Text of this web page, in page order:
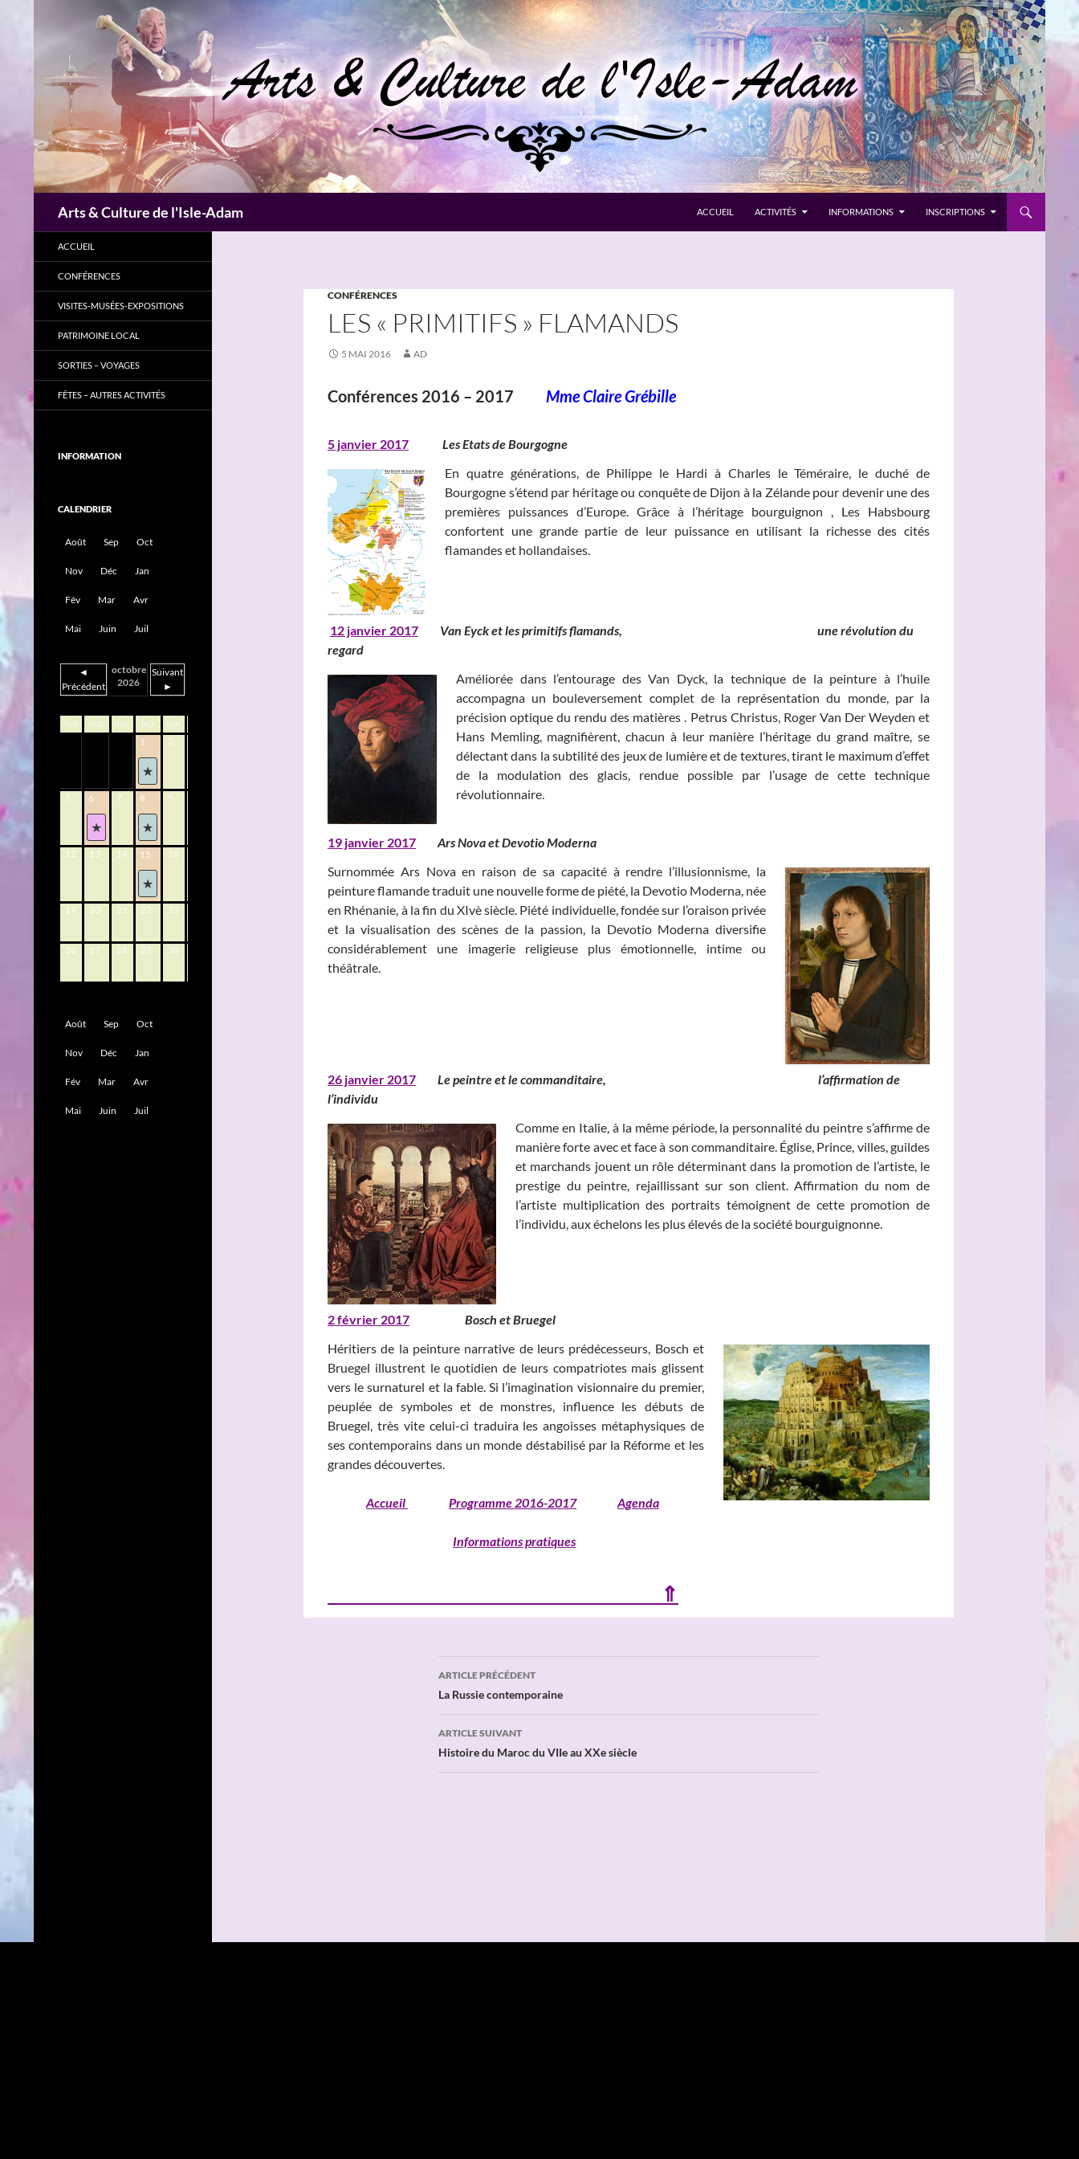
Arts & Culture de l'Isle-Adam ACCUEIL ACTIVITÉS INFORMATIONS INSCRIPTIONS
CONFÉRENCES
LES « PRIMITIFS » FLAMANDS
5 MAI 2016 AD
Conférences 2016 – 2017 Mme Claire Grébille
5 janvier 2017
Les Etats de Bourgogne
En quatre générations, de Philippe le Hardi à Charles le Téméraire, le duché de
Bourgogne s’étend par héritage ou conquête de Dijon à la Zélande pour devenir une des
premières puissances d’Europe. Grâce à l’héritage bourguignon , Les Habsbourg
confortent une grande partie de leur puissance en utilisant la richesse des cités
flamandes et hollandaises.
12 janvier 2017
Van Eyck et les primitifs flamands, une révolution du
regard
Améliorée dans l’entourage des Van Dyck, la technique de la peinture à l’huile
accompagna un bouleversement complet de la représentation du monde, par la
précision optique du rendu des matières . Petrus Christus, Roger Van Der Weyden et
Hans Memling, magnifièrent, chacun à leur manière l’héritage du grand maître, se
délectant dans la subtilité des jeux de lumière et de textures, tirant le maximum d’effet
de la modulation des glacis, rendue possible par l’usage de cette technique
révolutionnaire.
19 janvier 2017
Ars Nova et Devotio Moderna
Surnommée Ars Nova en raison de sa capacité à rendre l’illusionnisme, la
peinture flamande traduit une nouvelle forme de piété, la Devotio Moderna, née
en Rhénanie, à la fin du XIvè siècle. Piété individuelle, fondée sur l’oraison privée
et la visualisation des scènes de la passion, la Devotio Moderna diversifie
considérablement une imagerie religieuse plus émotionnelle, intime ou
théâtrale.
26 janvier 2017
Le peintre et le commanditaire, l’affirmation de
l’individu
Comme en Italie, à la même période, la personnalité du peintre s’affirme de
manière forte avec et face à son commanditaire. Église, Prince, villes, guildes
et marchands jouent un rôle déterminant dans la promotion de l’artiste, le
prestige du peintre, rejaillissant sur son client. Affirmation du nom de
l’artiste multiplication des portraits témoignent de cette promotion de
l’individu, aux échelons les plus élevés de la société bourguignonne.
2 février 2017
Bosch et Bruegel
Héritiers de la peinture narrative de leurs prédécesseurs, Bosch et
Bruegel illustrent le quotidien de leurs compatriotes mais glissent
vers le surnaturel et la fable. Si l’imagination visionnaire du premier,
peuplée de symboles et de monstres, influence les débuts de
Bruegel, très vite celui-ci traduira les angoisses métaphysiques de
ses contemporains dans un monde déstabilisé par la Réforme et les
grandes découvertes.
Accueil Programme 2016-2017 Agenda
Informations pratiques
⇑
Navigation
des
articles
ARTICLE PRÉCÉDENT
La Russie contemporaine
ARTICLE SUIVANT
Histoire du Maroc du VIIe au XXe siècle
ACCUEIL
CONFÉRENCES
VISITES-MUSÉES-EXPOSITIONS
PATRIMOINE LOCAL
SORTIES – VOYAGES
FÊTES – AUTRES ACTIVITÉS
INFORMATION
CALENDRIER
Août Sep Oct
Nov Déc Jan
Fév Mar Avr
Mai Juin Juil
◄
Précédent
octobre
2026
Suivant
►
lun mar mer jeu ven
1
2
5 6 7 8 9
12 13 14 15 16
19 20 21 22 23
26 27 28 29 30
Août Sep Oct
Nov Déc Jan
Fév Mar Avr
Mai Juin Juil